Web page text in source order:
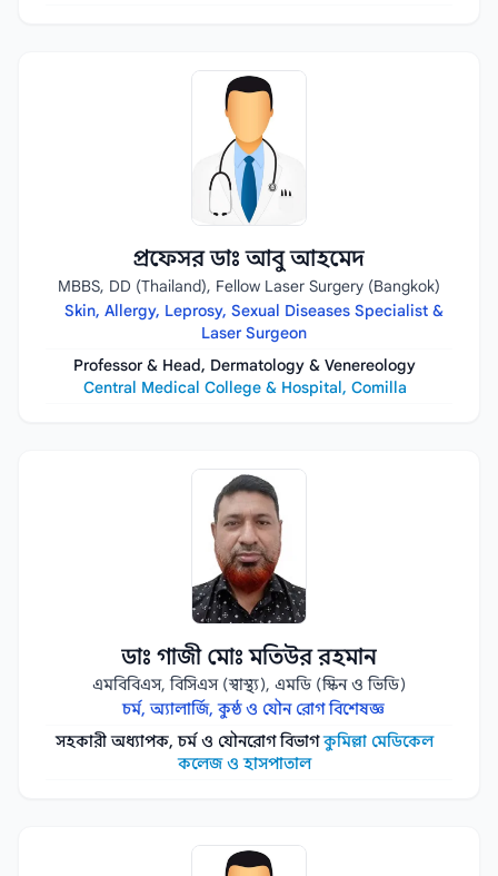
প্রফেসর ডাঃ আবু আহমেদ
MBBS, DD (Thailand), Fellow Laser Surgery (Bangkok)
Skin, Allergy, Leprosy, Sexual Diseases Specialist &
Laser Surgeon
Professor & Head, Dermatology & Venereology
Central Medical College & Hospital, Comilla
ডাঃ গাজী মোঃ মতিউর রহমান
এমবিবিএস, বিসিএস (স্বাস্থ্য), এমডি (স্কিন ও ভিডি)
চর্ম, অ্যালার্জি, কুষ্ঠ ও যৌন রোগ বিশেষজ্ঞ
সহকারী অধ্যাপক, চর্ম ও যৌনরোগ বিভাগকুমিল্লা মেডিকেল
কলেজ ও হাসপাতাল